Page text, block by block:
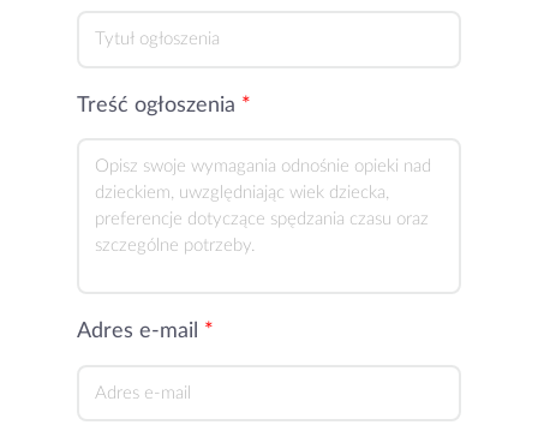
Treść ogłoszenia
Adres e-mail